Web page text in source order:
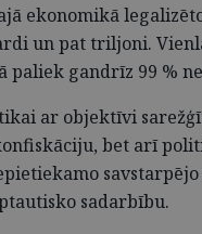
ekonomikā
un pat triljoni.
paliek gandrīz 99 %
ar objektīvi
bet arī
sadarbību.